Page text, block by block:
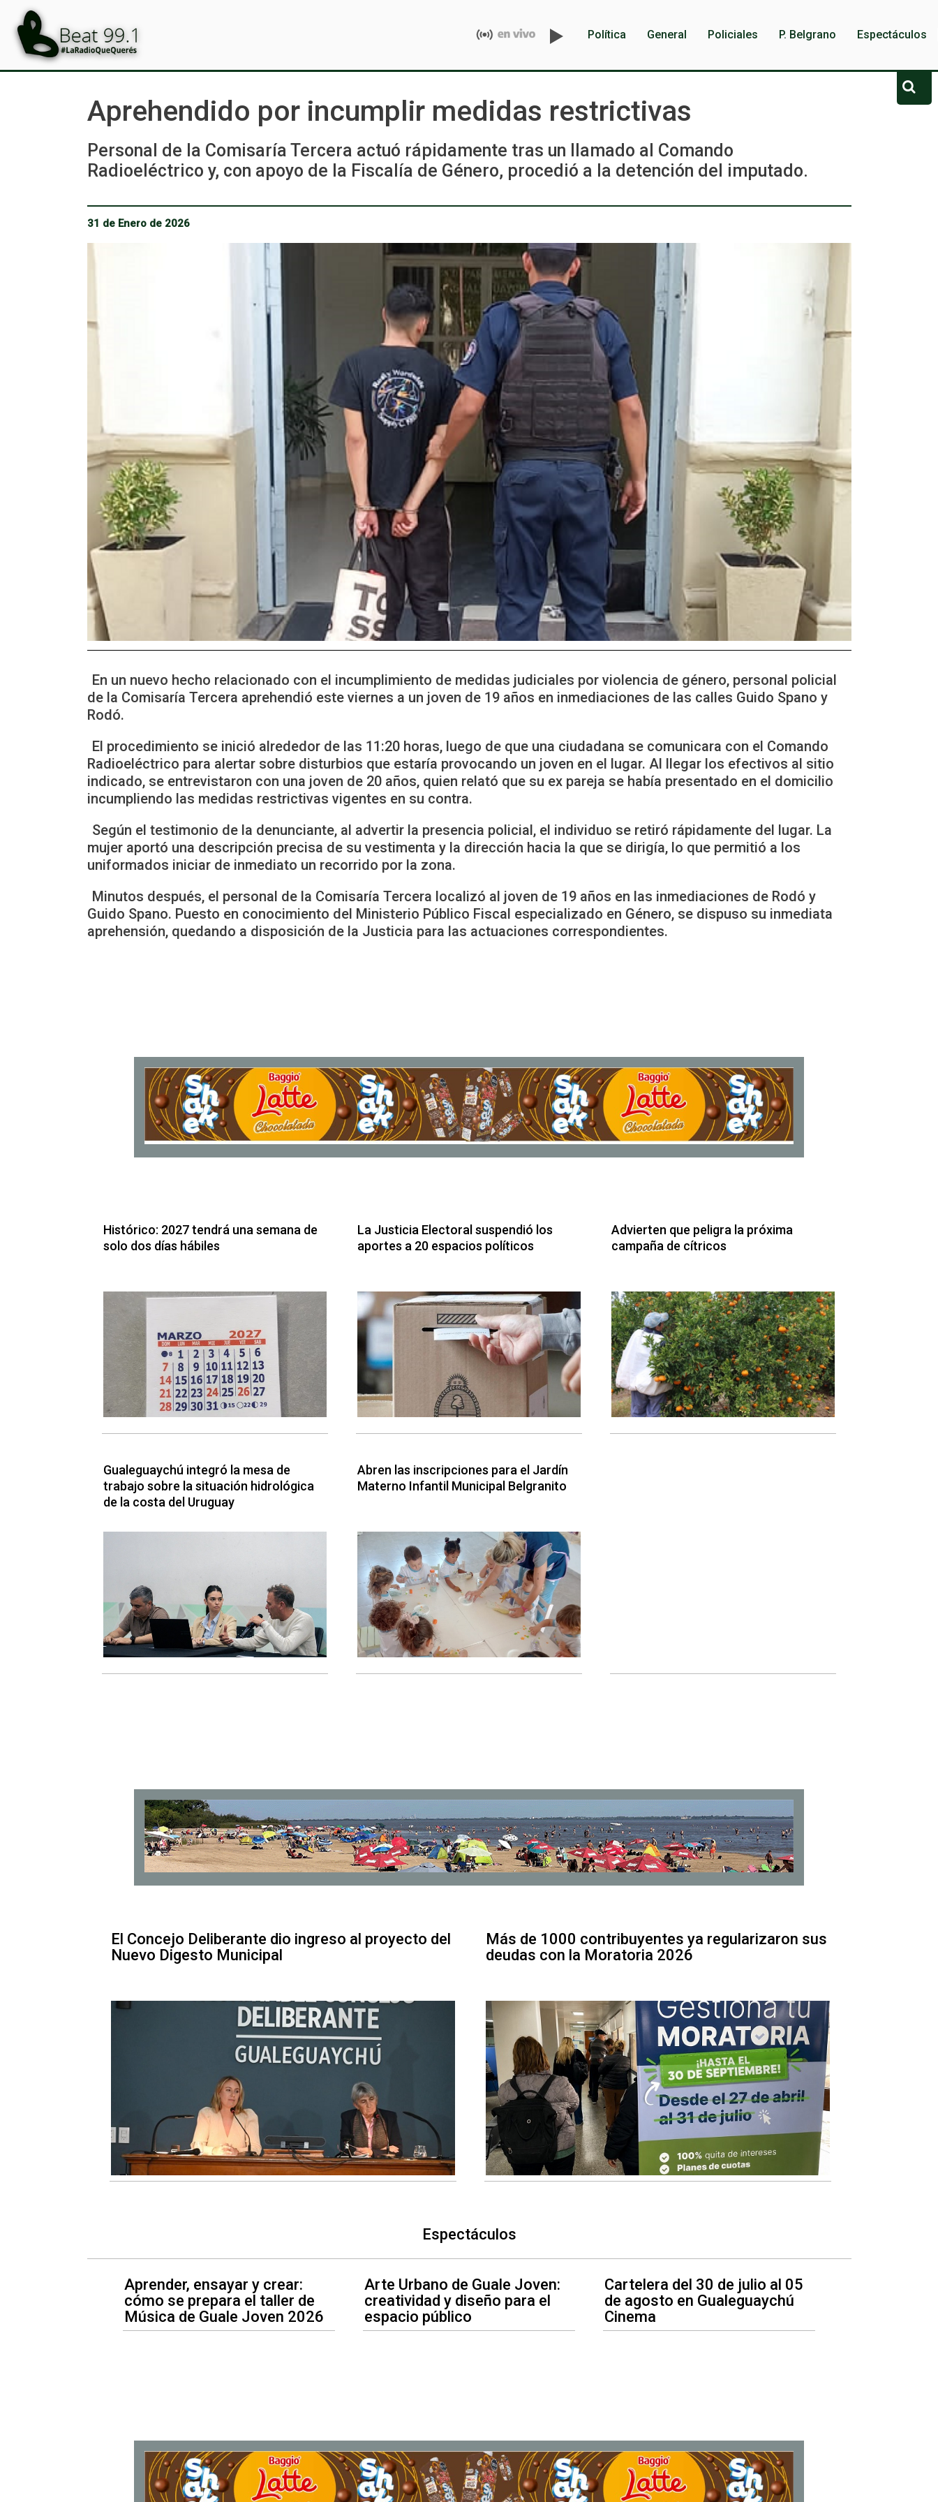
Política General Policiales P. Belgrano Espectáculos
Aprehendido por incumplir medidas restrictivas
Personal de la Comisaría Tercera actuó rápidamente tras un llamado al Comando
Radioeléctrico y, con apoyo de la Fiscalía de Género, procedió a la detención del imputado.
31 de Enero de 2026
En un nuevo hecho relacionado con el incumplimiento de medidas judiciales por violencia de género, personal policial
de la Comisaría Tercera aprehendió este viernes a un joven de 19 años en inmediaciones de las calles Guido Spano y
Rodó.
El procedimiento se inició alrededor de las 11:20 horas, luego de que una ciudadana se comunicara con el Comando
Radioeléctrico para alertar sobre disturbios que estaría provocando un joven en el lugar. Al llegar los efectivos al sitio
indicado, se entrevistaron con una joven de 20 años, quien relató que su ex pareja se había presentado en el domicilio
incumpliendo las medidas restrictivas vigentes en su contra.
Según el testimonio de la denunciante, al advertir la presencia policial, el individuo se retiró rápidamente del lugar. La
mujer aportó una descripción precisa de su vestimenta y la dirección hacia la que se dirigía, lo que permitió a los
uniformados iniciar de inmediato un recorrido por la zona.
Minutos después, el personal de la Comisaría Tercera localizó al joven de 19 años en las inmediaciones de Rodó y
Guido Spano. Puesto en conocimiento del Ministerio Público Fiscal especializado en Género, se dispuso su inmediata
aprehensión, quedando a disposición de la Justicia para las actuaciones correspondientes.
Histórico: 2027 tendrá una semana de
solo dos días hábiles
La Justicia Electoral suspendió los
aportes a 20 espacios políticos
Advierten que peligra la próxima
campaña de cítricos
Gualeguaychú integró la mesa de
trabajo sobre la situación hidrológica
de la costa del Uruguay
Abren las inscripciones para el Jardín
Materno Infantil Municipal Belgranito
El Concejo Deliberante dio ingreso al proyecto del
Nuevo Digesto Municipal
Más de 1000 contribuyentes ya regularizaron sus
deudas con la Moratoria 2026
Espectáculos
Aprender, ensayar y crear:
cómo se prepara el taller de
Música de Guale Joven 2026
Arte Urbano de Guale Joven:
creatividad y diseño para el
espacio público
Cartelera del 30 de julio al 05
de agosto en Gualeguaychú
Cinema